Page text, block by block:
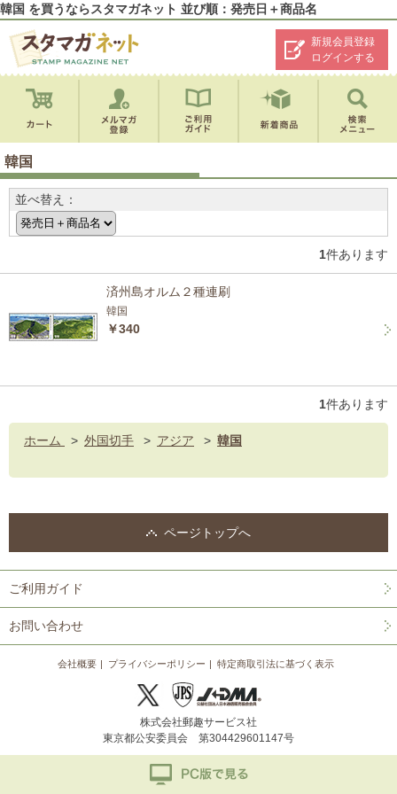
韓国 を買うならスタマガネット 並び順：発売日＋商品名
新規会員登録
ログインする
韓国
並べ替え：
1件あります
済州島オルム２種連刷
韓国
￥340
1件あります
ホーム > 外国切手 > アジア > 韓国
ページトップへ
ご利用ガイド
お問い合わせ
会社概要 プライバシーポリシー 特定商取引法に基づく表示
株式会社郵趣サービス社
東京都公安委員会 第304429601147号